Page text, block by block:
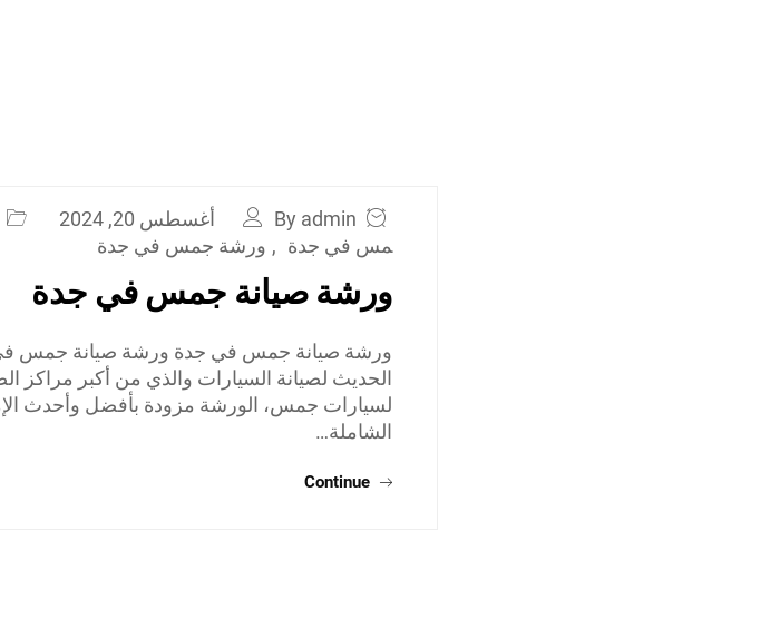
By admin أغسطس 20, 2024
مس في جدة , ورشة جمس في جدة
ورشة صيانة جمس في جدة
ورشة صيانة جمس في جدة ورشة صيانة جمس في
الحديث لصيانة السيارات والذي من أكبر مراكز
لسيارات جمس، الورشة مزودة بأفضل وأحدث
الشاملة…
Continue